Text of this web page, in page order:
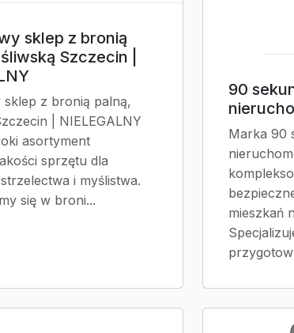
sklep z bronią
Szczecin |
z bronią palną,
| NIELEGALNY
asortyment
sprzętu dla
i myślistwa.
się w broni...
90
Marka 90
mieszkań